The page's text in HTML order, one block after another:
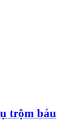
trộm báu